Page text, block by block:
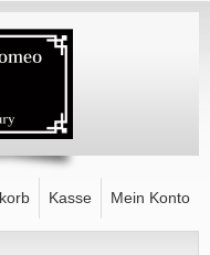
Kasse Mein Konto